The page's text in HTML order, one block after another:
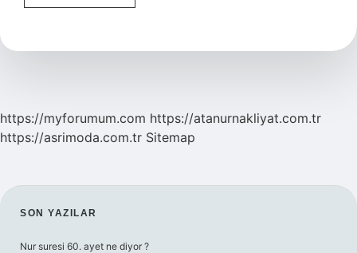
Nedir
https://myforumum.com https://atanurnakliyat.com.tr
https://asrimoda.com.tr Sitemap
SIDEBAR
SON YAZILAR
Nur suresi 60. ayet ne diyor ?